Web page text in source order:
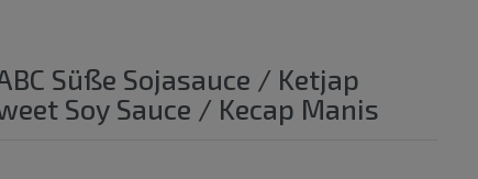
Süße Sojasauce / Ketjap
Soy Sauce / Kecap Manis